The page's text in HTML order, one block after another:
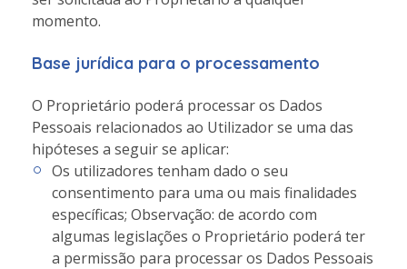
momento.
Base jurídica para o processamento
O Proprietário poderá processar os Dados
Pessoais relacionados ao Utilizador se uma das
hipóteses a seguir se aplicar:
Os utilizadores tenham dado o seu
consentimento para uma ou mais finalidades
específicas; Observação: de acordo com
algumas legislações o Proprietário poderá ter
a permissão para processar os Dados Pessoais